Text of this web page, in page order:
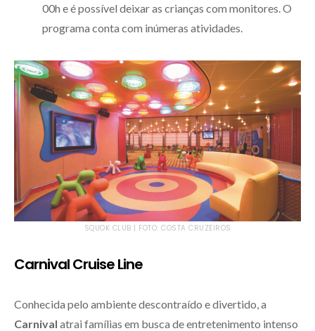
00h e é possível deixar as crianças com monitores. O
programa conta com inúmeras atividades.
SQUOK CLUB | FOTO: COSTA CRUZEIROS
Carnival Cruise Line
Conhecida pelo ambiente descontraído e divertido, a
Carnival atrai famílias em busca de entretenimento intenso